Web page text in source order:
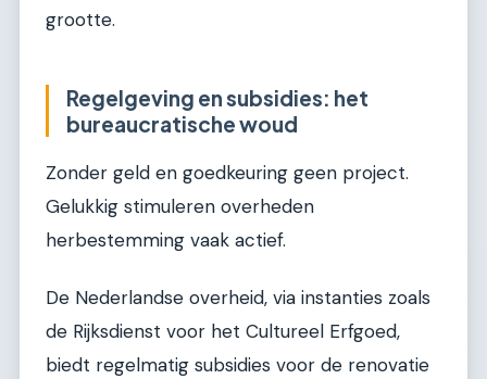
grootte.
Regelgeving en subsidies: het
bureaucratische woud
Zonder geld en goedkeuring geen project.
Gelukkig stimuleren overheden
herbestemming vaak actief.
De Nederlandse overheid, via instanties zoals
de Rijksdienst voor het Cultureel Erfgoed,
biedt regelmatig subsidies voor de renovatie